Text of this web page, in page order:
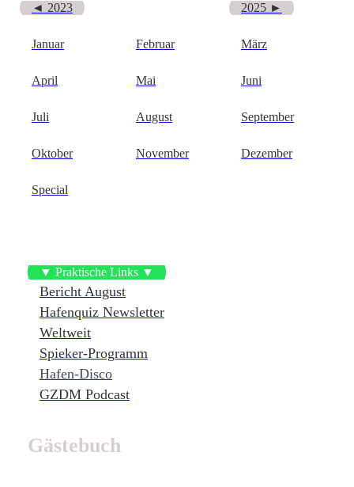
◄ 2023 2025 ►
Januar Februar März
April Mai Juni
Juli August September
Oktober November Dezember
Special
▼ Praktische Links ▼
Bericht August
Hafenquiz Newsletter
Weltweit
Spieker-Programm
Hafen-Disco
GZDM Podcast
Gästebuch